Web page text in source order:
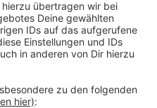
www.mein-
ist unter anderem,
geschenkt